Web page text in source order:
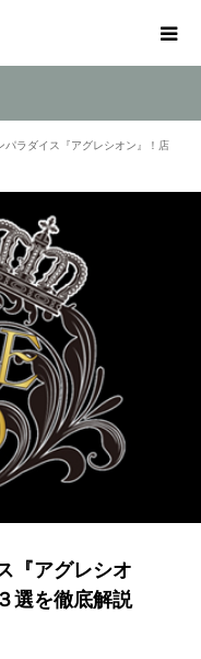
パラダイス『アグレシオン』！店
『アグレシオ
選を徹底解説